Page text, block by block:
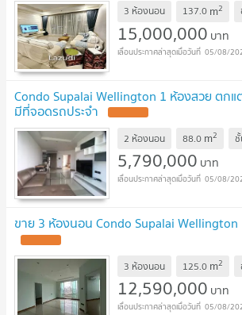
3 ห้องนอน 137.0 m2
15,000,000 บาท
05/08/
Condo Supalai Wellington 1 ห้องสวย ตก
มีที่จอดรถประจำ
2 ห้องนอน 88.0 m2
5,790,000 บาท
05/08/
ขาย 3 ห้องนอน Condo Supalai
3 ห้องนอน 125.0 m2
12,590,000 บาท
05/08/